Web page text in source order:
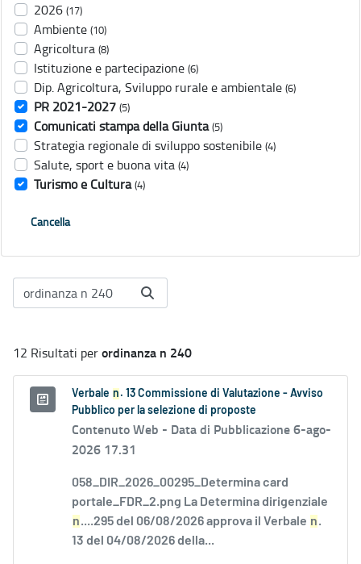
2026 (17)
Ambiente (10)
Agricoltura (8)
Istituzione e partecipazione (6)
Dip. Agricoltura, Sviluppo rurale e ambientale (6)
PR 2021-2027 (5)
Comunicati stampa della Giunta (5)
Strategia regionale di sviluppo sostenibile (4)
Salute, sport e buona vita (4)
Turismo e Cultura (4)
Cancella
12 Risultati perordinanza n 240
Verbale n . 13 Commissione di Valutazione - Avviso
Pubblico per la selezione di proposte
Contenuto Web - Data di Pubblicazione 6-ago-
2026 17.31
058_DIR_2026_00295_Determina card
portale_FDR_2.png La Determina dirigenziale
n....295 del 06/08/2026 approva il Verbale n.
13 del 04/08/2026 della...